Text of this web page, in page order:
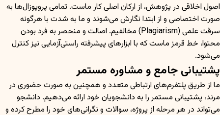
اصول اخلاقی در پژوهش، از ارکان اصلی کار ماست. تمامی پروپوزال‌ها به
صورت اختصاصی و از ابتدا نگارش می‌شوند و ما به شدت با هرگونه
سرقت علمی (Plagiarism) مخالفیم. اصالت و منحصر به فرد بودن
محتوا، خط قرمز ماست که با ابزارهای پیشرفته راستی‌آزمایی نیز کنترل
می‌شود.
پشتیبانی جامع و مشاوره مستمر
ما از طریق پلتفرم‌های ارتباطی متعدد و همچنین به صورت حضوری در
مرند، پشتیبانی مستمر را به دانشجویان خود ارائه می‌دهیم. دانشجو
می‌تواند در هر مرحله از پروژه، سوالات و نگرانی‌های خود را مطرح کرده و